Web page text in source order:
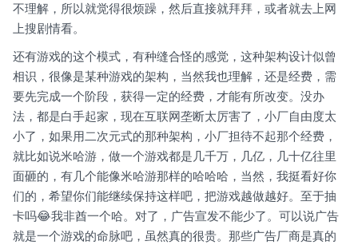
不理解，所以就觉得很烦躁，然后直接就拜拜，或者就去上网
上搜剧情看。
还有游戏的这个模式，有种缝合怪的感觉，这种架构设计似曾
相识，很像是某种游戏的架构，当然我也理解，还是经费，需
要先完成一个阶段，获得一定的经费，才能有所改变。没办
法，都是白手起家，现在互联网垄断太厉害了，小厂自由度太
小了，如果用二次元式的那种架构，小厂担待不起那个经费，
就比如说米哈游，做一个游戏都是几千万，几亿，几十亿往里
面砸的，有几个能像米哈游那样的哈哈哈，当然，我挺看好你
们的，希望你们能继续保持这样吧，把游戏越做越好。至于抽
卡吗😂我非酋一个哈。对了，广告宣发不能少了。可以说广告
就是一个游戏的命脉吧，虽然真的很贵。那些广告厂商是真的